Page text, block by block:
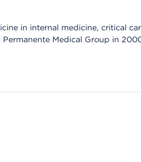
in internal medicine, critical
Medical Group in